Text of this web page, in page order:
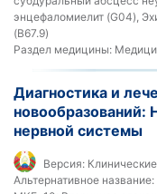
энцефаломиелит (G04),
(B67.9)
Раздел медицины:
Диагностика и
новообразований:
нервной системы
Версия:
Альтернативное название: